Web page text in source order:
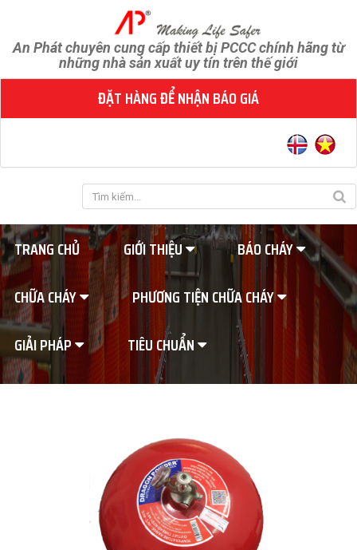
An Phát chuyên cung cấp thiết bị PCCC chính hãng từ
những nhà sản xuất uy tín trên thế giới
ĐẶT HÀNG ĐỂ NHẬN BÁO GIÁ
TRANG CHỦ GIỚI THIỆU
BÁO CHÁY
CHỮA CHÁY
PHƯƠNG TIỆN CHỮA CHÁY
GIẢI PHÁP
TIÊU CHUẨN